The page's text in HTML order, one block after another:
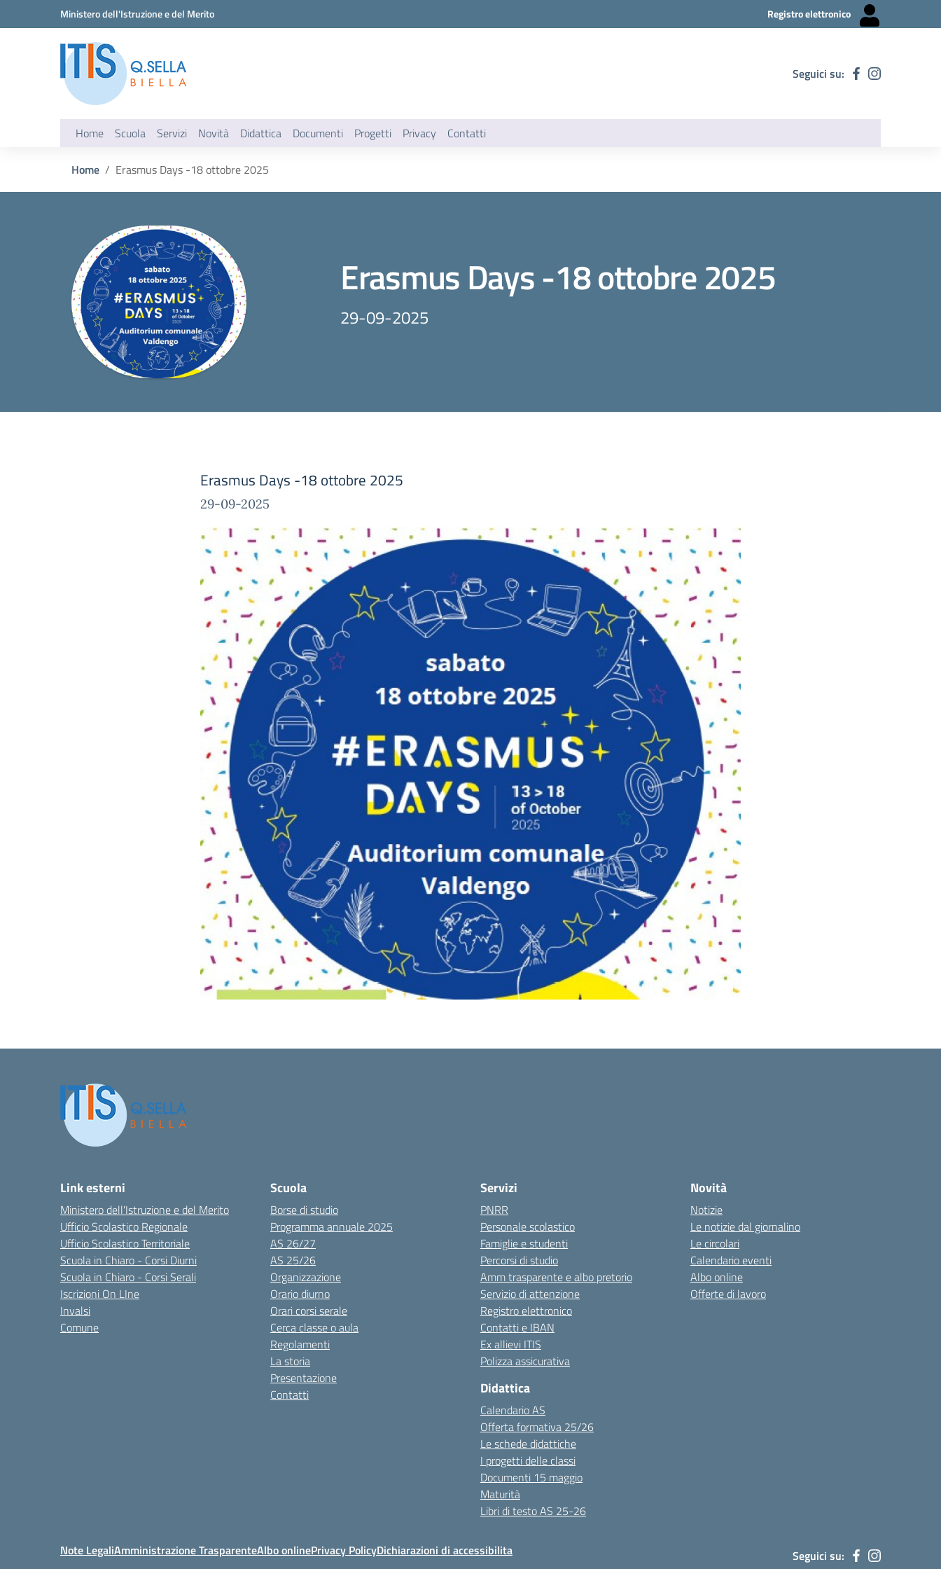
Vai ai contenuti
Vai al menu di navigazioneMinistero dell'Istruzione e del Merito Registro elettronico
Seguici su:
Home Scuola Servizi Novità Didattica Documenti Progetti Privacy Contatti
Home Erasmus Days -18 ottobre 2025
Erasmus Days -18 ottobre 2025
29-09-2025
Erasmus Days -18 ottobre 2025
29-09-2025
Link esterni
Ministero dell'Istruzione e del Merito
Ufficio Scolastico Regionale
Ufficio Scolastico Territoriale
Scuola in Chiaro - Corsi Diurni
Scuola in Chiaro - Corsi Serali
Iscrizioni On LIne
Invalsi
Comune
Scuola
Borse di studio
Programma annuale 2025
AS 26/27
AS 25/26
Organizzazione
Orario diurno
Orari corsi serale
Cerca classe o aula
Regolamenti
La storia
Presentazione
Contatti
Servizi
PNRR
Personale scolastico
Famiglie e studenti
Percorsi di studio
Amm trasparente e albo pretorio
Servizio di attenzione
Registro elettronico
Contatti e IBAN
Ex allievi ITIS
Polizza assicurativa
Didattica
Calendario AS
Offerta formativa 25/26
Le schede didattiche
I progetti delle classi
Documenti 15 maggio
Maturità
Libri di testo AS 25-26
Novità
Notizie
Le notizie dal giornalino
Le circolari
Calendario eventi
Albo online
Offerte di lavoro
Note LegaliAmministrazione TrasparenteAlbo onlinePrivacy PolicyDichiarazioni di accessibilita Seguici su: